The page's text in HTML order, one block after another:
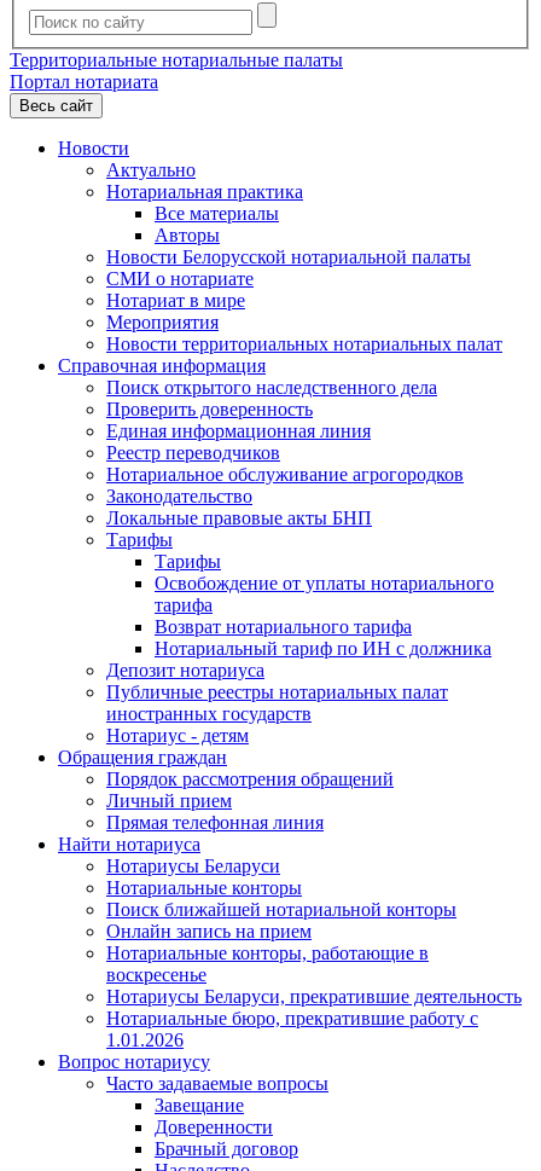
Территориальные нотариальные палаты
Портал нотариата
Весь сайт
Новости
Актуально
Нотариальная практика
Все материалы
Авторы
Новости Белорусской нотариальной палаты
СМИ о нотариате
Нотариат в мире
Мероприятия
Новости территориальных нотариальных палат
Справочная информация
Поиск открытого наследственного дела
Проверить доверенность
Единая информационная линия
Реестр переводчиков
Нотариальное обслуживание агрогородков
Законодательство
Локальные правовые акты БНП
Тарифы
Тарифы
Освобождение от уплаты нотариального
тарифа
Возврат нотариального тарифа
Нотариальный тариф по ИН с должника
Депозит нотариуса
Публичные реестры нотариальных палат
иностранных государств
Нотариус - детям
Обращения граждан
Порядок рассмотрения обращений
Личный прием
Прямая телефонная линия
Найти нотариуса
Нотариусы Беларуси
Нотариальные конторы
Поиск ближайшей нотариальной конторы
Онлайн запись на прием
Нотариальные конторы, работающие в
воскресенье
Нотариусы Беларуси, прекратившие деятельность
Нотариальные бюро, прекратившие работу с
1.01.2026
Вопрос нотариусу
Часто задаваемые вопросы
Завещание
Доверенности
Брачный договор